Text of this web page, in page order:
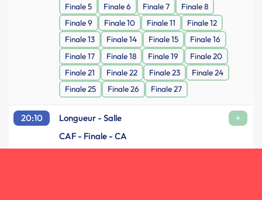
Finale 5
Finale 6 Finale 7
Finale 8
Finale 9
Finale 10 Finale 11
Finale 12
Finale 13
Finale 14 Finale 15
Finale 16
Finale 17
Finale 18 Finale 19
Finale 20
Finale 21
Finale 22 Finale 23
Finale 24
Finale 25
Finale 26 Finale 27
20:10 Longueur - Salle
+
CAF - Finale - CA